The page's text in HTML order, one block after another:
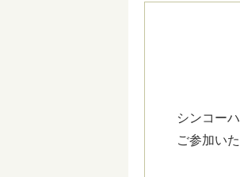
シンコー
ご参加い